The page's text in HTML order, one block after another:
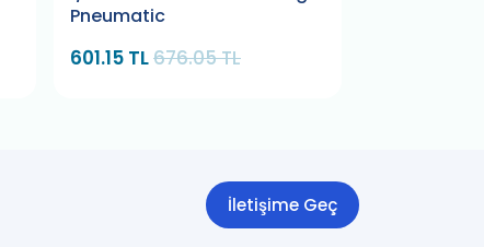
Pneumatic
601.15 TL676.05 TL
İletişime Geç